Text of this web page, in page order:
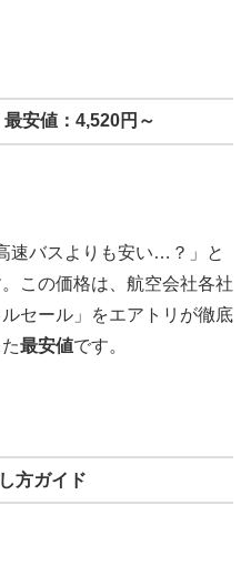
安値：4,520円～
速バスよりも安い…？」と
この価格は、航空会社各社
セール」をエアトリが徹底
最安値です。
方ガイド